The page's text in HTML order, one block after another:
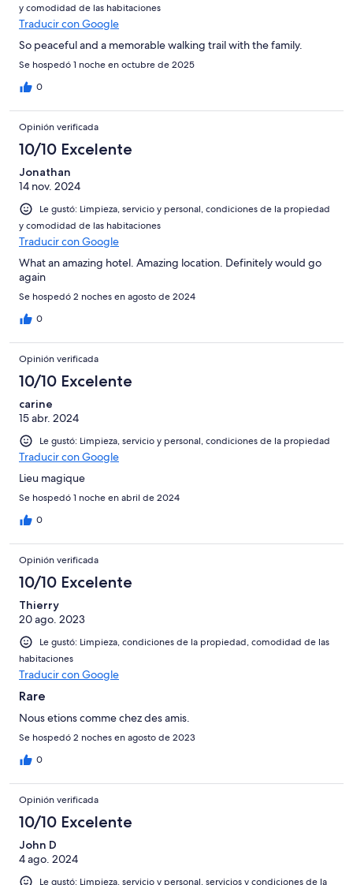
y comodidad de las habitaciones
Traducir con Google
So peaceful and a memorable walking trail with the family.
Se hospedó 1 noche en octubre de 2025
0
Opinión verificada
10/10 Excelente
Jonathan
14 nov. 2024
Le gustó: Limpieza, servicio y personal, condiciones de la propiedad
y comodidad de las habitaciones
Traducir con Google
What an amazing hotel. Amazing location. Definitely would go
again
Se hospedó 2 noches en agosto de 2024
0
Opinión verificada
10/10 Excelente
carine
15 abr. 2024
Le gustó: Limpieza, servicio y personal, condiciones de la propiedad
Traducir con Google
Lieu magique
Se hospedó 1 noche en abril de 2024
0
Opinión verificada
10/10 Excelente
Thierry
20 ago. 2023
Le gustó: Limpieza, condiciones de la propiedad, comodidad de las
habitaciones
Traducir con Google
Rare
Nous etions comme chez des amis.
Se hospedó 2 noches en agosto de 2023
0
Opinión verificada
10/10 Excelente
John D
4 ago. 2024
Le gustó: Limpieza, servicio y personal, servicios y condiciones de la